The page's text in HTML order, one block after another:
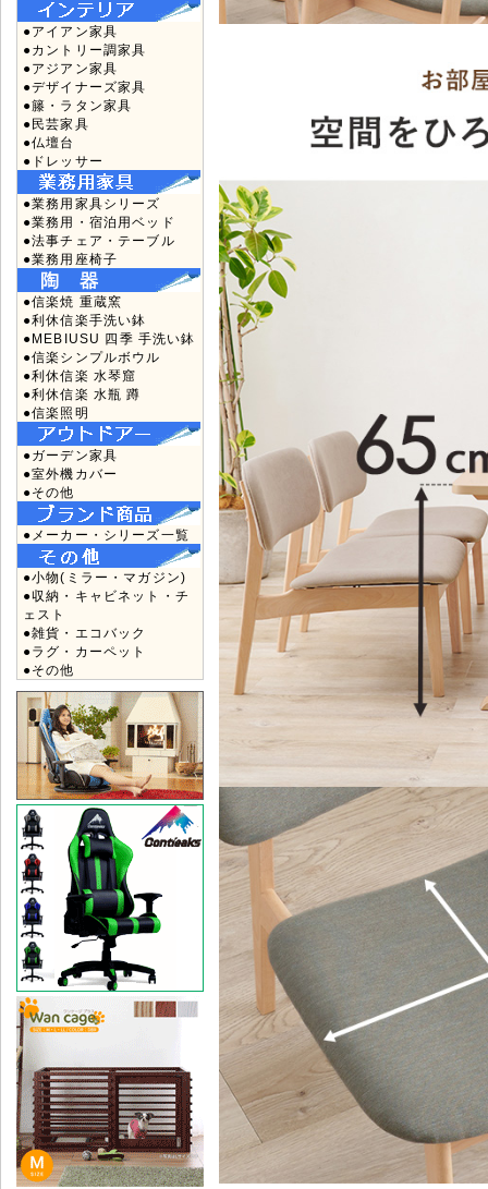
●アイアン家具
●カントリー調家具
●アジアン家具
●デザイナーズ家具
●籐・ラタン家具
●民芸家具
●仏壇台
●ドレッサー
●業務用家具シリーズ
●業務用・宿泊用ベッド
●法事チェア・テーブル
●業務用座椅子
●信楽焼 重蔵窯
●利休信楽手洗い鉢
●MEBIUSU 四季 手洗い鉢
●信楽シンプルボウル
●利休信楽 水琴窟
●利休信楽 水瓶 蹲
●信楽照明
●ガーデン家具
●室外機カバー
●その他
●メーカー・シリーズ一覧
●小物(ミラー・マガジン)
●収納・キャビネット・チ
ェスト
●雑貨・エコバック
●ラグ・カーペット
●その他